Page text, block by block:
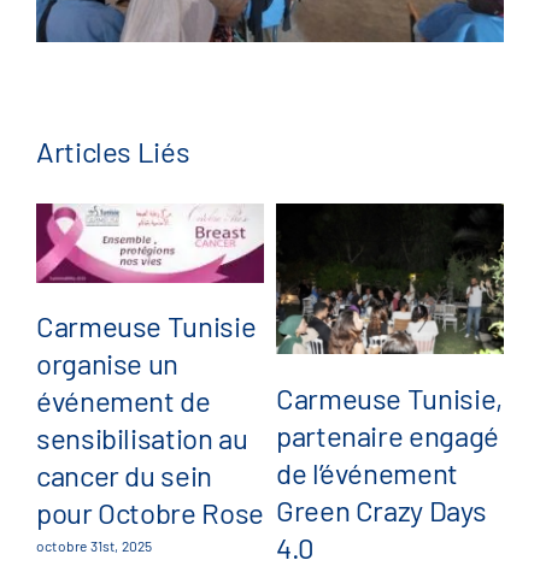
Articles Liés
Carmeuse Tunisie
organise un
événement de
sensibilisation au
cancer du sein
pour Octobre Rose
octobre 31st, 2025
Carmeuse Tunisie,
partenaire engagé
de l’événement
Green Crazy Days
4.0